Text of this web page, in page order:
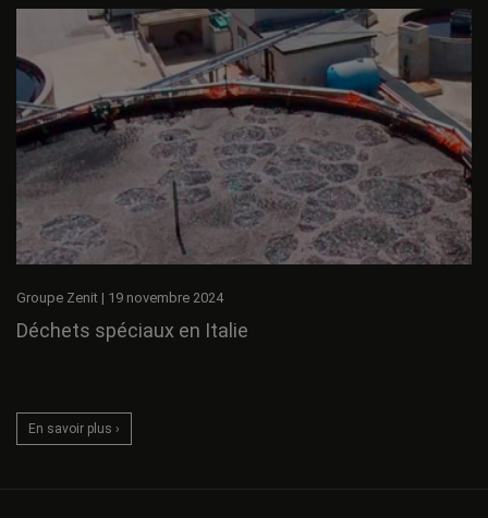
Groupe Zenit | 19 novembre 2024
Déchets spéciaux en Italie
En savoir plus ›